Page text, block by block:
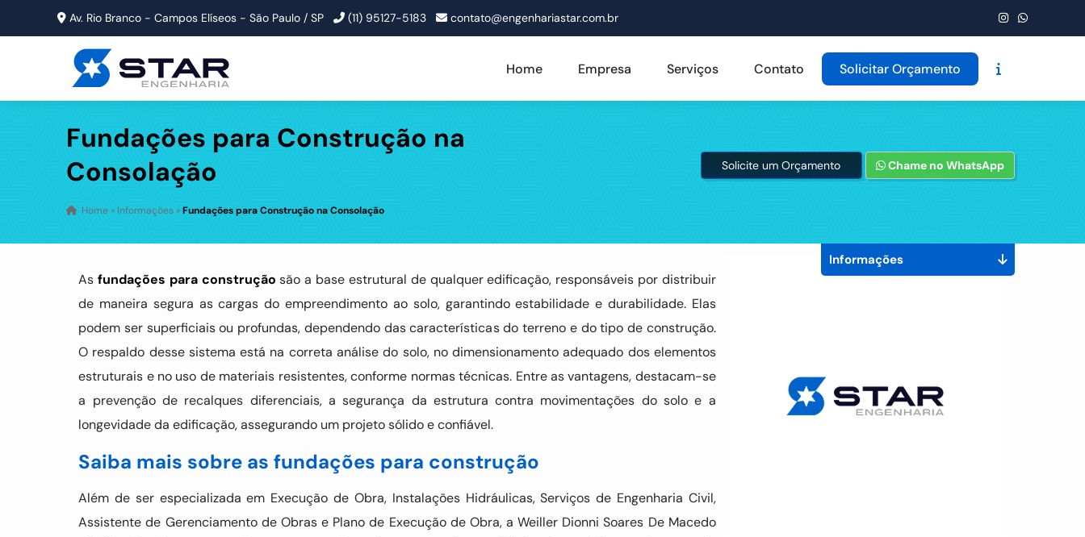
Av. Rio Branco - Campos Elíseos - São Paulo / SP (11) 95127-5183 contato@engenhariastar.com.br
Home Empresa Serviços Contato Solicitar Orçamento
Fundações para Construção na
Consolação
Home » Informações »Fundações para Construção na Consolação
Solicite um Orçamento Chame no WhatsApp
Asfundações para construção são a base estrutural de qualquer edificação, responsáveis por distribuir
de maneira segura as cargas do empreendimento ao solo, garantindo estabilidade e durabilidade. Elas
podem ser superficiais ou profundas, dependendo das características do terreno e do tipo de construção.
O respaldo desse sistema está na correta análise do solo, no dimensionamento adequado dos elementos
estruturais e no uso de materiais resistentes, conforme normas técnicas. Entre as vantagens, destacam-se
a prevenção de recalques diferenciais, a segurança da estrutura contra movimentações do solo e a
longevidade da edificação, assegurando um projeto sólido e confiável.
Saiba mais sobre as fundações para construção
Além de ser especializada em Execução de Obra, Instalações Hidráulicas, Serviços de Engenharia Civil,
Assistente de Gerenciamento de Obras e Plano de Execução de Obra, a Weiller Dionni Soares De Macedo
Informações